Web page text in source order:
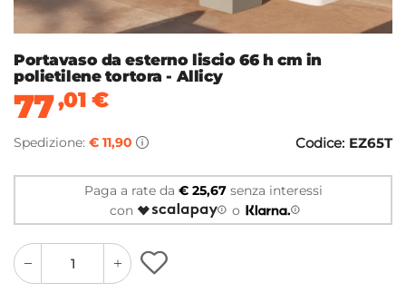
Portavaso da esterno liscio 66 h cm in
polietilene tortora - Allicy
77,01 €
Spedizione: € 11,90 Codice: EZ65T
Paga a rate da € 25,67senza interessi
con
o
quantity
button
quantity
minus
button